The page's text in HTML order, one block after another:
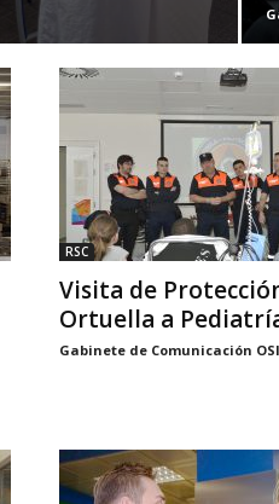
RSC
Visita de
Ortuella a
Gabinete de Comunicación OSI